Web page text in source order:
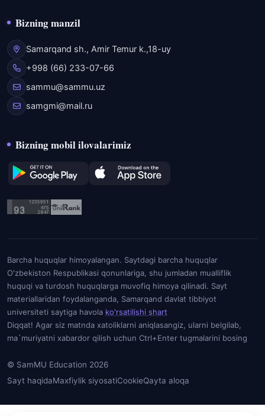
Bizning manzil
Samarqand sh., Amir Temur k.,18-uy
+998 (66) 233-07-66
sammu@sammu.uz
samgmi@mail.ru
Bizning mobil ilovalarimiz
Barcha huquqlar himoyalangan. Saytdagi barcha huquqlar
O'zbekiston Respublikasi qonunlariga, shu jumladan mualliflik
huquqi va turdosh huquqlarga muvofiq himoya qilinadi. Sayt
materiallaridan foydalanganda, Samarqand davlat tibbiyot
universiteti saytiga havola ko'rsatilishi shart
Diqqat! Agar siz matnda xatoliklarni aniqlasangiz, ularni belgilab,
ma`muriyatni xabardor qilish uchun Ctrl+Enter tugmalarini bosing
© SamMU Education 2026
Sayt haqidaMaxfiylik siyosatiCookieQayta aloqa